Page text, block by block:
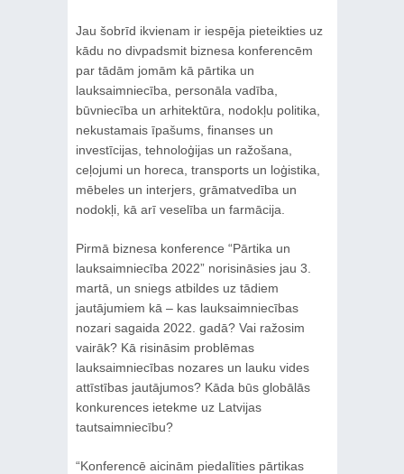
Jau šobrīd ikvienam ir iespēja pieteikties uz
kādu no divpadsmit biznesa konferencēm
par tādām jomām kā pārtika un
lauksaimniecība, personāla vadība,
būvniecība un arhitektūra, nodokļu politika,
nekustamais īpašums, finanses un
investīcijas, tehnoloģijas un ražošana,
ceļojumi un horeca, transports un loģistika,
mēbeles un interjers, grāmatvedība un
nodokļi, kā arī veselība un farmācija.
Pirmā biznesa konference “Pārtika un
lauksaimniecība 2022” norisināsies jau 3.
martā, un sniegs atbildes uz tādiem
jautājumiem kā – kas lauksaimniecības
nozari sagaida 2022. gadā? Vai ražosim
vairāk? Kā risināsim problēmas
lauksaimniecības nozares un lauku vides
attīstības jautājumos? Kāda būs globālās
konkurences ietekme uz Latvijas
tautsaimniecību?
“Konferencē aicinām piedalīties pārtikas